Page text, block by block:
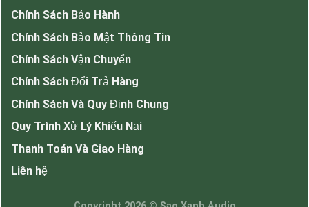
& Omega
Đáp ứng tần số: 90-20 KHz
Độ nhạy: 88 +/-3dB
Kết nối Push-in: kết nối ( kết nối cầu nối có thể
Phần khung, tường khung: thép tấm, t2.0, đen,
sơn
Phía trước: Nhựa ABS, màu trắng (đen)
Kích thước: 255(W)x178(H)x155(D) mm
Trở kháng 8ohm
Chính Sách Bảo Hành
Chính Sách Bảo Mật Thông Tin
Chính Sách Vận Chuyển
Chính Sách Đổi Trả Hàng
Chính Sách Và Quy Định Chung
Quy Trình Xử Lý Khiếu Nại
Thanh Toán Và Giao Hàng
Liên hệ